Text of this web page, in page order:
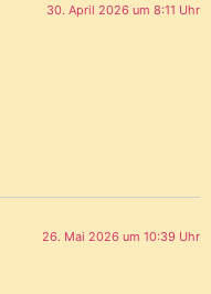
30. April 2026 um 8:11 Uhr
26. Mai 2026 um 10:39 Uhr